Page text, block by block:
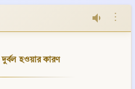
⋮
দুর্বল হওয়ার কারণ